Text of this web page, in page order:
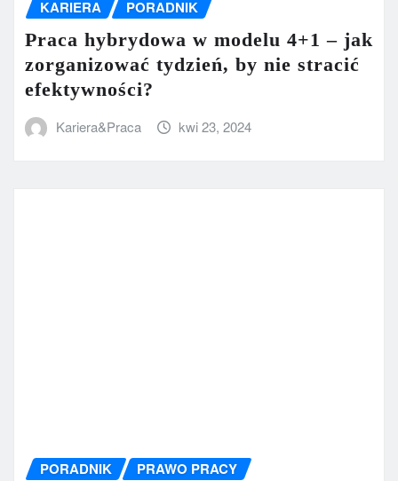
KARIERA PORADNIK
Praca hybrydowa w modelu 4+1 – jak
zorganizować tydzień, by nie stracić
efektywności?
Kariera&Praca kwi 23, 2024
PORADNIK PRAWO PRACY